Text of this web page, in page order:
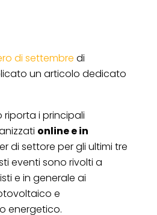
di settembre di
un articolo dedicato
riporta i principali
online e in
di settore per gli ultimi tre
eventi sono rivolti a
e in generale ai
e
energetico.